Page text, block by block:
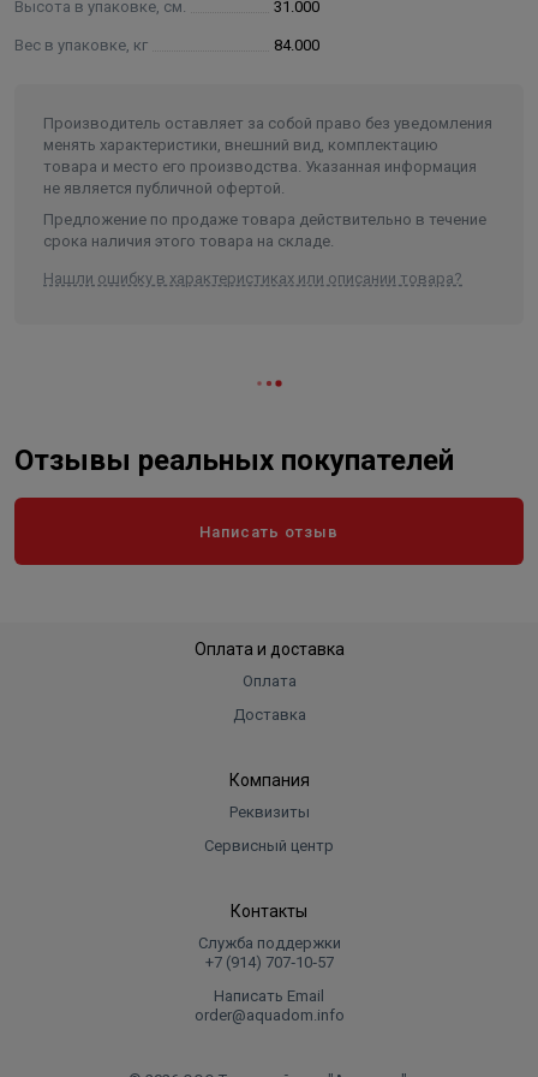
Высота в упаковке, см. 31.000
Вес в упаковке, кг 84.000
Производитель оставляет за собой право без уведомления
менять характеристики, внешний вид, комплектацию
товара и место его производства. Указанная информация
не является публичной офертой.
Предложение по продаже товара действительно в течение
срока наличия этого товара на складе.
Нашли ошибку в характеристиках или описании товара?
Отзывы реальных покупателей
Написать отзыв
Оплата и доставка
Оплата
Доставка
Компания
Реквизиты
Сервисный центр
Контакты
Служба поддержки
+7 (914) 707‑10‑57
Написать Email
order@aquadom.info